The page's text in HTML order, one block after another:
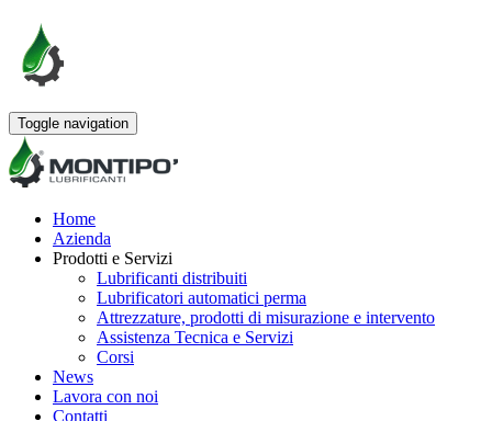
Toggle navigation
Home
Azienda
Prodotti e Servizi
Lubrificanti distribuiti
Lubrificatori automatici perma
Attrezzature, prodotti di misurazione e intervento
Assistenza Tecnica e Servizi
Corsi
News
Lavora con noi
Contatti